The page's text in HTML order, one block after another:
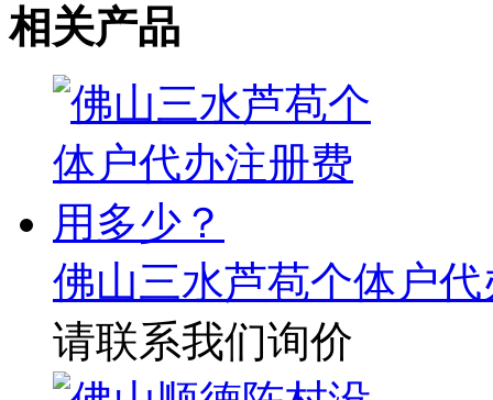
相关产品
佛山三水芦苞个体户
请联系我们询价